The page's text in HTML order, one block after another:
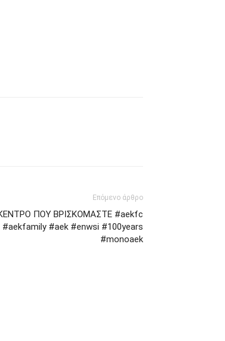
Επόμενο άρθρο
ΠΟΥ ΒΡΙΣΚΟΜΑΣΤΕ #aekfc
#aek #enwsi #100years
#monoaek